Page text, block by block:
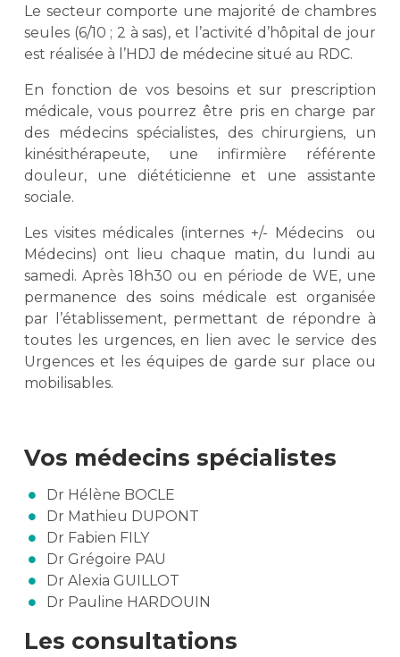
Le secteur comporte une majorité de chambres
seules (6/10 ; 2 à sas), et l’activité d’hôpital de jour
est réalisée à l’HDJ de médecine situé au RDC.
En fonction de vos besoins et sur prescription
médicale, vous pourrez être pris en charge par
des médecins spécialistes, des chirurgiens, un
kinésithérapeute, une infirmière référente
douleur, une diététicienne et une assistante
sociale.
Les visites médicales (internes +/- Médecins ou
Médecins) ont lieu chaque matin, du lundi au
samedi. Après 18h30 ou en période de WE, une
permanence des soins médicale est organisée
par l’établissement, permettant de répondre à
toutes les urgences, en lien avec le service des
Urgences et les équipes de garde sur place ou
mobilisables.
Vos médecins spécialistes
Dr Hélène BOCLE
Dr Mathieu DUPONT
Dr Fabien FILY
Dr Grégoire PAU
Dr Alexia GUILLOT
Dr Pauline HARDOUIN
Les consultations